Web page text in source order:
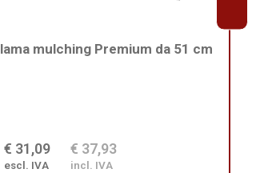
lama mulching Premium da 51 cm
€ 31,09
escl. IVA
€ 37,93
incl. IVA